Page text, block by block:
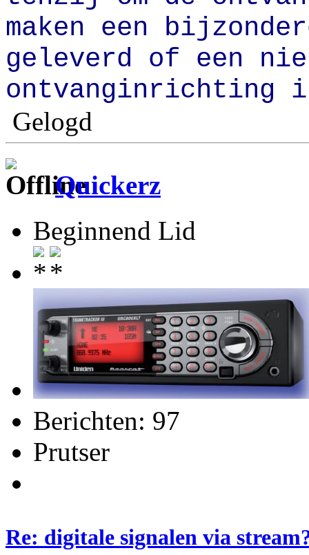
maken een
geleverd of een
ontvanginrichting
Gelogd
Quickerz
Beginnend Lid
Berichten: 97
Prutser
Re: digitale signalen via